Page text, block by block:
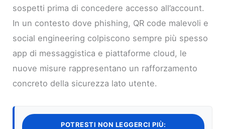
sospetti prima di concedere accesso all’account.
In un contesto dove phishing, QR code malevoli e
social engineering colpiscono sempre più spesso
app di messaggistica e piattaforme cloud, le
nuove misure rappresentano un rafforzamento
concreto della sicurezza lato utente.
POTRESTI NON LEGGERCI PIÙ: